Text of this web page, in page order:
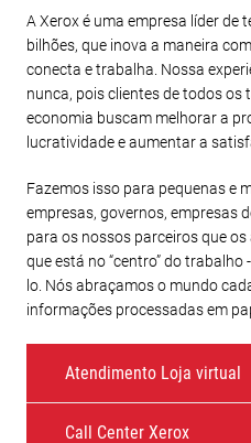
A Xerox é uma empresa líder de
bilhões, que inova a maneira
conecta e trabalha. Nossa
nunca, pois clientes de todos os
economia buscam melhorar a
lucratividade e aumentar a
Fazemos isso para pequenas e
empresas, governos, empresas
para os nossos parceiros que
que está no “centro” do
lo. Nós abraçamos o mundo
informações processadas em
Atendimento Loja virtual
E-mail:
Call Center Xerox